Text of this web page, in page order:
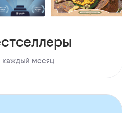
каждый месяц